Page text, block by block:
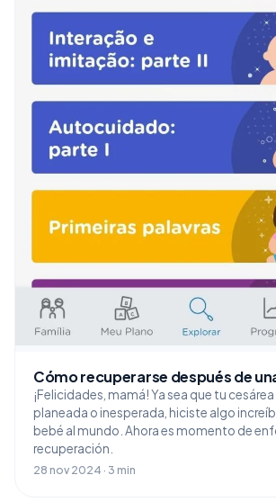
Cómo recuperarse después de
¡Felicidades, mamá! Ya sea que tu
planeada o inesperada, hiciste algo
bebé al mundo. Ahora es momento de
recuperación.
28 nov 2024 · 3 min